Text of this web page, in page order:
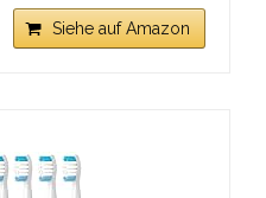
Siehe auf Amazon